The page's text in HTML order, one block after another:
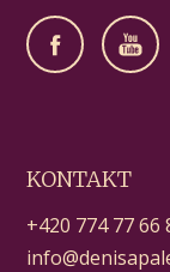
KONTAKT
+420 774 77 66